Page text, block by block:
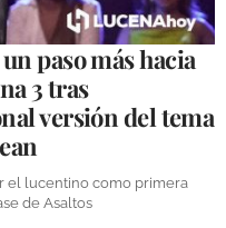
paso más hacia
3 tras
versión del tema
el lucentino como primera
de Asaltos